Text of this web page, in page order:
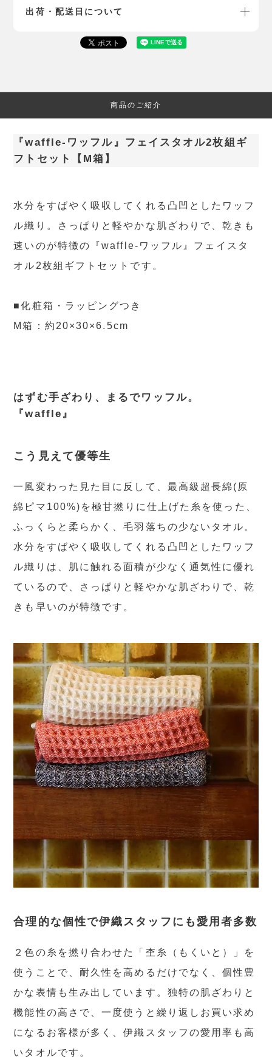
出荷・配送日について
商品のご紹介
『waffle-ワッフル』フェイスタオル2枚組ギ
フトセット【M箱】
水分をすばやく吸収してくれる凸凹としたワッフ
ル織り。さっぱりと軽やかな肌ざわりで、乾きも
速いのが特徴の『waffle-ワッフル』フェイスタ
オル2枚組ギフトセットです。
■化粧箱・ラッピングつき
M箱：約20×30×6.5cm
はずむ手ざわり、まるでワッフル。
『waffle』
こう見えて優等生
一風変わった見た目に反して、最高級超長綿(原
綿ピマ100%)を極甘撚りに仕上げた糸を使った、
ふっくらと柔らかく、毛羽落ちの少ないタオル。
水分をすばやく吸収してくれる凸凹としたワッフ
ル織りは、肌に触れる面積が少なく通気性に優れ
ているので、さっぱりと軽やかな肌ざわりで、乾
きも早いのが特徴です。
合理的な個性で伊織スタッフにも愛用者多数
２色の糸を撚り合わせた「杢糸（もくいと）」を
使うことで、耐久性を高めるだけでなく、個性豊
かな表情も生み出しています。独特の肌ざわりと
機能性の高さで、一度使うと繰り返しお買い求め
になるお客様が多く、伊織スタッフの愛用率も高
いタオルです。